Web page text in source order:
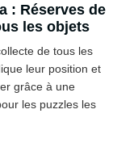
: Réserves de
les objets
de tous les
leur position et
grâce à une
les puzzles les